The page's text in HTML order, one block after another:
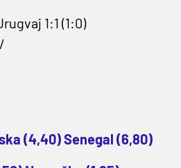
1:1 (1:0)
(4,40) Senegal (6,80)